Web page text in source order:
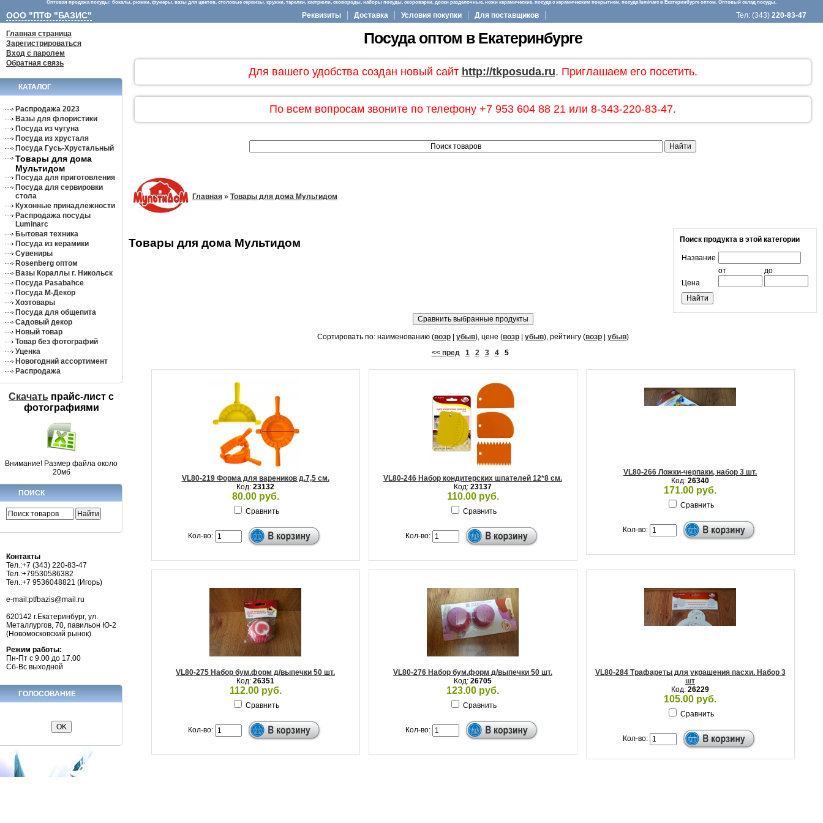
Оптовая продажа посуды: бокалы, рюмки, фужеры, вазы для цветов, столовые сервизы, кружки, тарелки, кастрюли, сковороды, наборы посуды, скороварки, доски разделочные, ножи керамические, посуда с керамическим покрытием, посуда luminarc в Екатеринбурге оптом. Оптовый склад посуды.
ООО "ПТФ "БАЗИС" Реквизиты Доставка Условия покупки Для поставщиков Тел: (343) 220-83-47
Главная страница
Зарегистрироваться
Вход с паролем
Обратная связь
КАТАЛОГ
Распродажа 2023
Вазы для флористики
Посуда из чугуна
Посуда из хрусталя
Посуда Гусь-Хрустальный
Товары для дома
Мультидом
Посуда для приготовления
Посуда для сервировки
стола
Кухонные принадлежности
Распродажа посуды
Luminarc
Бытовая техника
Посуда из керамики
Сувениры
Rosenberg оптом
Вазы Кораллы г. Никольск
Посуда Pasabahce
Посуда М-Декор
Хозтовары
Посуда для общепита
Садовый декор
Новый товар
Товар без фотографий
Уценка
Новогодний ассортимент
Распродажа
Скачать прайс-лист c
фотографиями
Внимание! Размер файла около
20мб
ПОИСК
Контакты
Тел.:+7 (343) 220-83-47
Тел.:+79530586382
Тел.:+7 9536048821 (Игорь)
e-mail:ptfbazis@mail.ru
620142 г.Екатеринбург, ул.
Металлургов, 70, павильон Ю-2
(Новомосковский рынок)
Режим работы:
Пн-Пт с 9.00 до 17.00
Сб-Вс выходной
ГОЛОСОВАНИЕ
Посуда оптом в Екатеринбурге
Для вашего удобства создан новый сайт http://tkposuda.ru. Приглашаем его посетить.
По всем вопросам звоните по телефону +7 953 604 88 21 или 8-343-220-83-47.
Главная » Товары для дома Мультидом
Поиск продукта в этой категории
Название
Цена
от до
Товары для дома Мультидом
Сортировать по: наименованию (возр| убыв), цене (возр| убыв), рейтингу (возр| убыв)
<< пред
1 2 3 4 5
VL80-219 Форма для вареников д.7,5 см.
Код: 23132
80.00 руб.
Сравнить
Кол-во:
VL80-246 Набор кондитерских шпателей 12*8 см.
Код: 23137
110.00 руб.
Сравнить
Кол-во:
VL80-266 Ложки-черпаки, набор 3 шт.
Код: 26340
171.00 руб.
Сравнить
Кол-во:
VL80-275 Набор бум.форм д/выпечки 50 шт.
Код: 26351
112.00 руб.
Сравнить
Кол-во:
VL80-276 Набор бум.форм д/выпечки 50 шт.
Код: 26705
123.00 руб.
Сравнить
Кол-во:
VL80-284 Трафареты для украшения пасхи. Набор 3
шт
Код: 26229
105.00 руб.
Сравнить
Кол-во: